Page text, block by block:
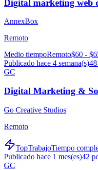
Digital marketing web
AnnexBox
Remoto
Medio tiempoRemoto$60 -
Publicado hace 4 semana(s)48
GC
Digital Marketing &
Go Creative Studios
Remoto
TopTrabajoTiempo
Publicado hace 1 mes(es)42
GC